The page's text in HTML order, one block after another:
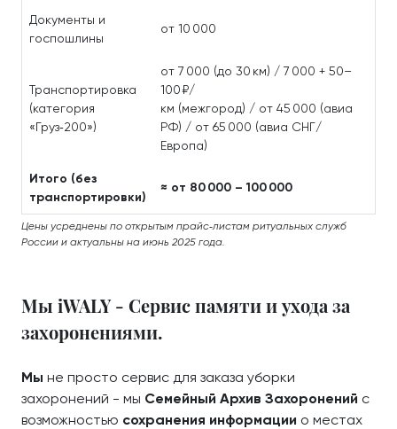
Документы и
госпошлины
от 10 000
Транспортировка
(категория
«Груз‑200»)
от 7 000 (до 30 км) / 7 000 + 50–
100 ₽/
км (межгород) / от 45 000 (авиа
РФ) / от 65 000 (авиа СНГ/
Европа)
Итого (без
транспортировки)
≈ от 80 000 – 100 000
Цены усреднены по открытым прайс‑листам ритуальных служб
России и актуальны на июнь 2025 года.
Мы iWALY - Сервис памяти и ухода за
захоронениями.
Мы не просто сервис для заказа уборки
захоронений - мы Семейный Архив Захоронений с
возможностью сохранения информации о местах